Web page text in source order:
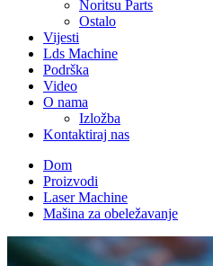
Noritsu Parts
Ostalo
Vijesti
Lds Machine
Podrška
Video
O nama
Izložba
Kontaktiraj nas
Dom
Proizvodi
Laser Machine
Mašina za obeležavanje